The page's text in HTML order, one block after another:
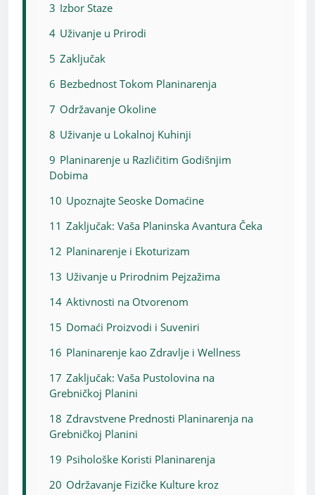
3 Izbor Staze
4 Uživanje u Prirodi
5 Zaključak
6 Bezbednost Tokom Planinarenja
7 Održavanje Okoline
8 Uživanje u Lokalnoj Kuhinji
9 Planinarenje u Različitim Godišnjim
Dobima
10 Upoznajte Seoske Domaćine
11 Zaključak: Vaša Planinska Avantura Čeka
12 Planinarenje i Ekoturizam
13 Uživanje u Prirodnim Pejzažima
14 Aktivnosti na Otvorenom
15 Domaći Proizvodi i Suveniri
16 Planinarenje kao Zdravlje i Wellness
17 Zaključak: Vaša Pustolovina na
Grebničkoj Planini
18 Zdravstvene Prednosti Planinarenja na
Grebničkoj Planini
19 Psihološke Koristi Planinarenja
20 Održavanje Fizičke Kulture kroz